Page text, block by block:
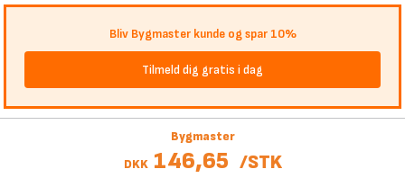
Bliv Bygmaster kunde og spar 10%
Tilmeld dig gratis i dag
Bygmaster
DKK 146,65 /STK